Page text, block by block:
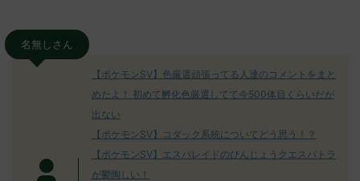
名無しさん
【ポケモンSV】色厳選頑張ってる人達のコメントをまと
めたよ！ 初めて孵化色厳選してて今500体目くらいだが
出ない
【ポケモンSV】コダック系統についてどう思う！？
【ポケモンSV】エスバレイドのびんじょうクエスパトラ
が鬱陶しい！